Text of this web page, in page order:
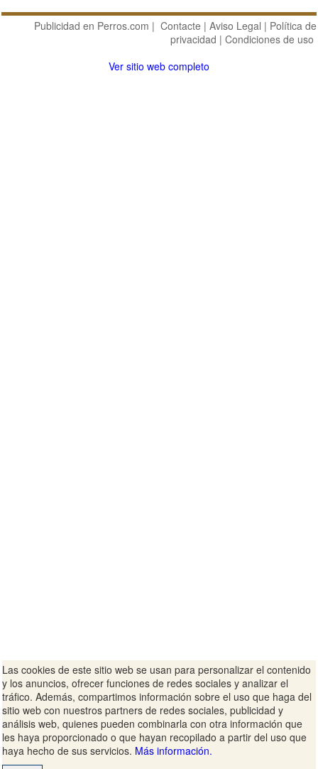
Publicidad en Perros.com | Contacte | Aviso Legal | Política de
privacidad | Condiciones de uso
Ver sitio web completo
Las cookies de este sitio web se usan para personalizar el contenido
y los anuncios, ofrecer funciones de redes sociales y analizar el
tráfico. Además, compartimos información sobre el uso que haga del
sitio web con nuestros partners de redes sociales, publicidad y
análisis web, quienes pueden combinarla con otra información que
les haya proporcionado o que hayan recopilado a partir del uso que
haya hecho de sus servicios. Más información.